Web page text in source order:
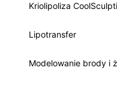
Kriolipoliza
Lipotransfer
Modelowanie brody i